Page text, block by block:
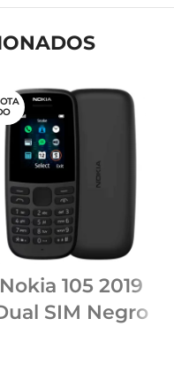
Nokia 105 2019
SIM Negro